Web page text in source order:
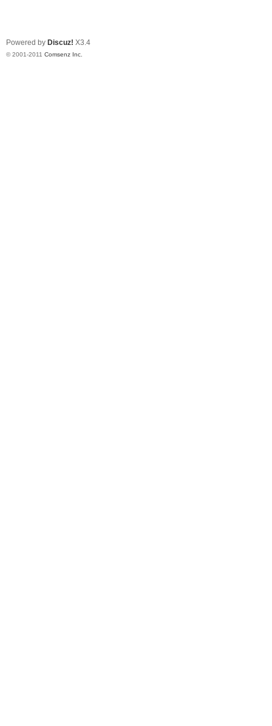
Powered by Discuz! X3.4
© 2001-2011 Comsenz Inc.